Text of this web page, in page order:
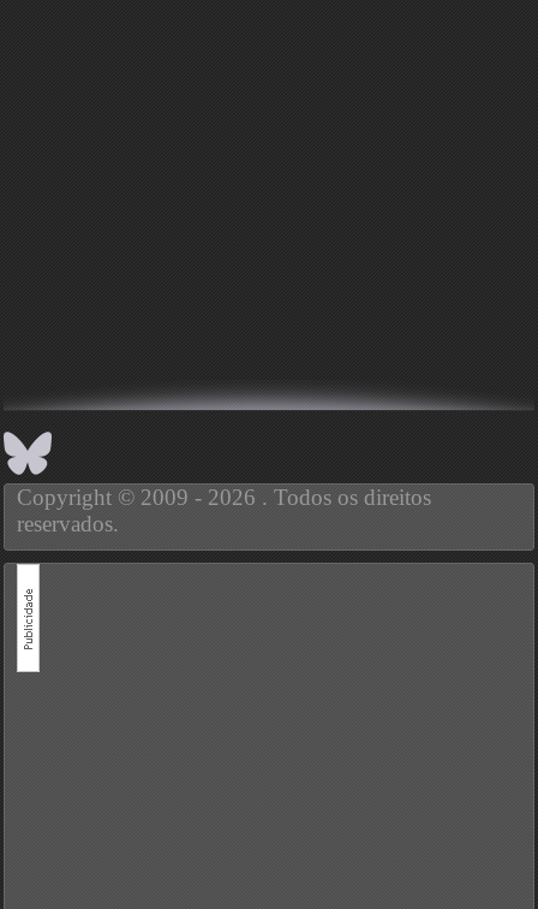
Copyright © 2009 - 2026 . Todos os direitos
reservados.